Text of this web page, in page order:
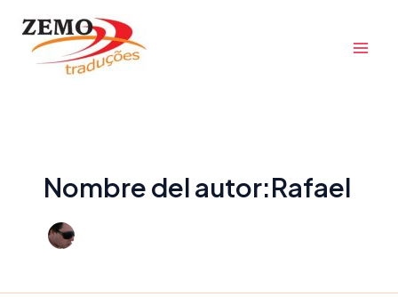
contenido
Nombre del autor:Rafael